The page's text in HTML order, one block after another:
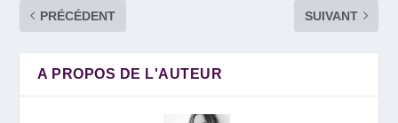
PRÉCÉDENT
SUIVANT
A PROPOS DE L'AUTEUR